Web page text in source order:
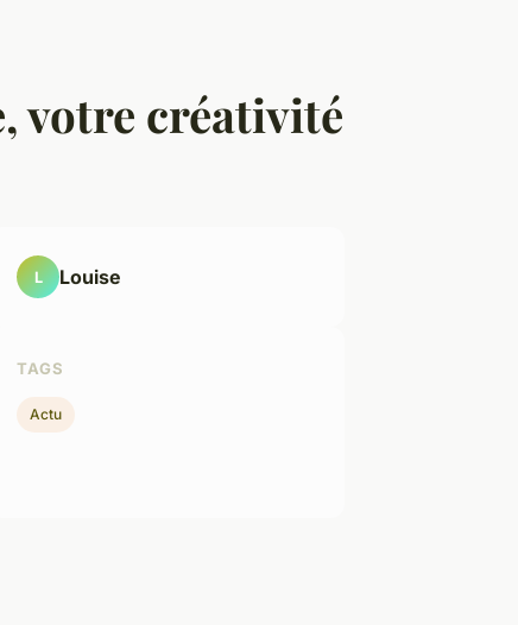
votre créativité
L Louise
TAGS
Actu